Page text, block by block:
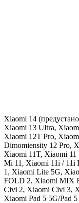
Xiaomi 14
Xiaomi 13 Ultra,
Xiaomi 12T Pro,
Dimomiensity 12 Pro,
Xiaomi 11T, Xiaomi
Mi 11, Xiaomi 11i / 11i
1, Xiaomi Lite 5G,
FOLD 2, Xiaomi MIX
Civi 2, Xiaomi Civi 3,
Xiaomi Pad 5 5G/Pad